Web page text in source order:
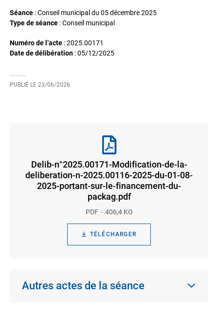
Séance : Conseil municipal du 05 décembre 2025
Type de séance : Conseil municipal
Numéro de l’acte : 2025.00171
Date de délibération :05/12/2025
PUBLIÉ LE 23/06/2026
Delib-n°2025.00171-Modification-de-la-
deliberation-n-2025.00116-2025-du-01-08-
2025-portant-sur-le-financement-du-
packag.pdf
PDF 406,4 KO
TÉLÉCHARGER
Autres actes de la séance